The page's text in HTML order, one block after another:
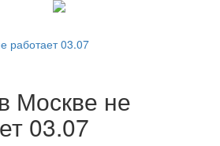
работает 03.07
Москве не
03.07